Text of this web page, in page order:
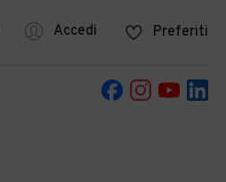
Accedi Preferiti